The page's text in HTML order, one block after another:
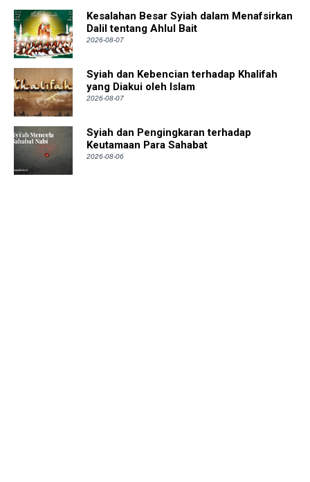
Kesalahan Besar Syiah dalam Menafsirkan
Dalil tentang Ahlul Bait
2026-08-07
Syiah dan Kebencian terhadap Khalifah
yang Diakui oleh Islam
2026-08-07
Syiah dan Pengingkaran terhadap
Keutamaan Para Sahabat
2026-08-06